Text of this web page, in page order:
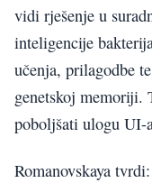
vidi rješenje u
inteligencije
učenja, prilagodbe
genetskoj memoriji.
poboljšati ulogu UI-
Romanovskaya